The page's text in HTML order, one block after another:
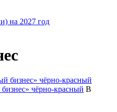
на 2027 год
чёрно-красный В